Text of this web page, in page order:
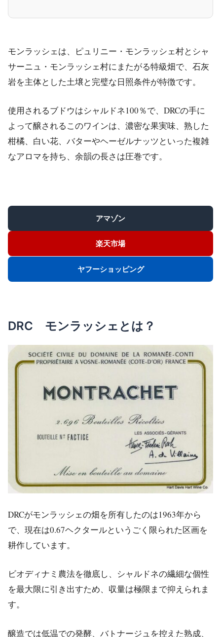
モンラッシェは、ピュリニー・モンラッシェ村とシャ
サーニュ・モンラッシェ村にまたがる特級畑で、石灰
岩を主体とした土壌と完璧な日照条件が特徴です。
使用されるブドウはシャルドネ100％で、DRCの手に
よって醸されるこのワインは、濃密な果実味、熟した
柑橘、白い花、バターやヘーゼルナッツといった複雑
なアロマを持ち、余韻の長さは圧巻です。
アマゾン
楽天市場
ヤフーショッピング
DRC モンラッシェとは？
DRCがモンラッシェの畑を所有したのは1963年から
で、現在は0.67ヘクタールというごく限られた区画を
耕作しています。
ビオディナミ農法を徹底し、シャルドネの繊細な個性
を最大限に引き出すため、収量は極限まで抑えられま
す。
醸造では低温での発酵、バトナージュを控えた熟成、